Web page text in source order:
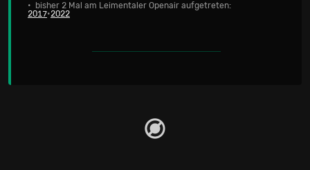
• bisher 2 Mal am Leimentaler Openair aufgetreten:
2017•2022